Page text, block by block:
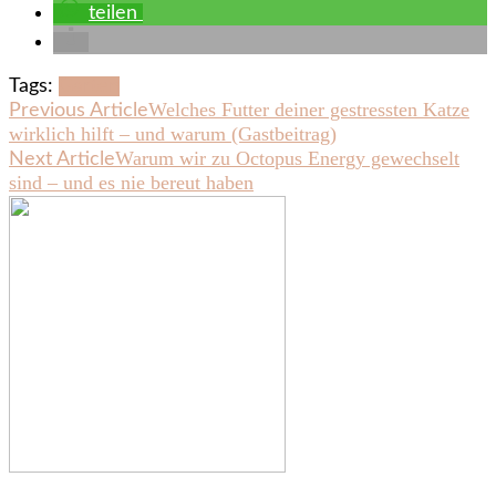
teilen
Tags:
Post
Navigation
Previous ArticleWelches Futter deiner gestressten Katze
wirklich hilft – und warum (Gastbeitrag)
Next ArticleWarum wir zu Octopus Energy gewechselt
sind – und es nie bereut haben